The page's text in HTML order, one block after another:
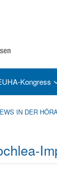
Kongress
IN DER